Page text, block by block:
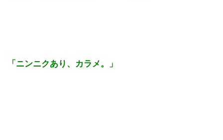
「ニンニクあり、カラメ。」